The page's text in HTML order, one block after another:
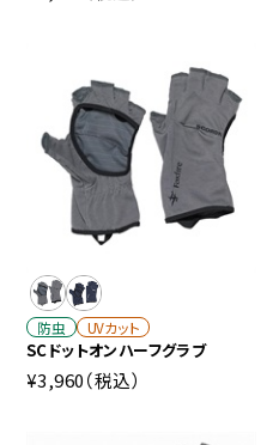
防虫 UVカット
SCドットオンハーフグラブ
¥3,960（税込）